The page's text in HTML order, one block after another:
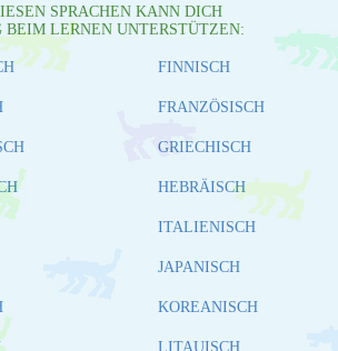
SPRACHEN KANN DICH
BEIM LERNEN UNTERSTÜTZEN:
FINNISCH
FRANZÖSISCH
GRIECHISCH
HEBRÄISCH
ITALIENISCH
JAPANISCH
KOREANISCH
LITAUISCH